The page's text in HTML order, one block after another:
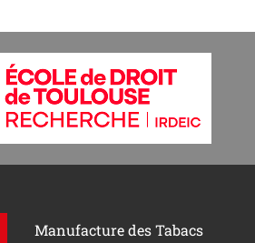
Manufacture des Tabacs